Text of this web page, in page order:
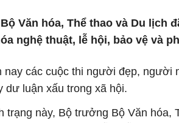
Bộ Văn hóa, Thể thao và Du lịch
nghệ thuật, lễ hội, bảo vệ và
nay các cuộc thi người đẹp,
dư luận xấu trong xã hội.
trạng này, Bộ trưởng Bộ Văn hóa,